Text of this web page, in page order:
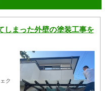
しまった外壁の塗装工事を
ク